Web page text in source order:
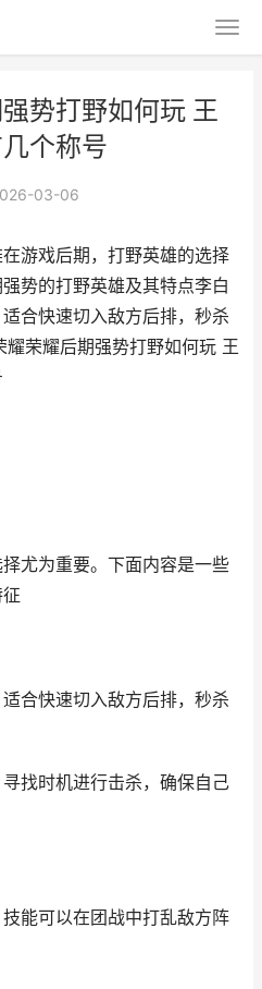
势打野如何玩 王
个称号
03-06
游戏后期，打野英雄的选择
势的打野英雄及其特点李白
合快速切入敌方后排，秒杀
荣耀后期强势打野如何玩 王
尤为重要。下面内容是一些
合快速切入敌方后排，秒杀
找时机进行击杀，确保自己
能可以在团战中打乱敌方阵